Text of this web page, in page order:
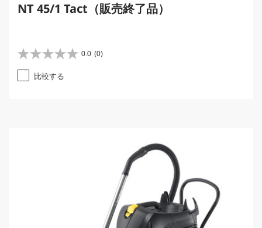
NT 45/1 Tact（販売終了品）
0.0 (0)
星
0
.
比較する